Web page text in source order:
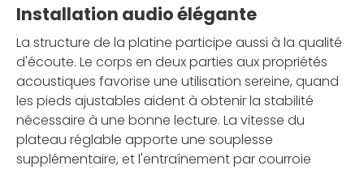
Installation audio élégante
La structure de la platine participe aussi à la qualité
d'écoute. Le corps en deux parties aux propriétés
acoustiques favorise une utilisation sereine, quand
les pieds ajustables aident à obtenir la stabilité
nécessaire à une bonne lecture. La vitesse du
plateau réglable apporte une souplesse
supplémentaire, et l'entraînement par courroie